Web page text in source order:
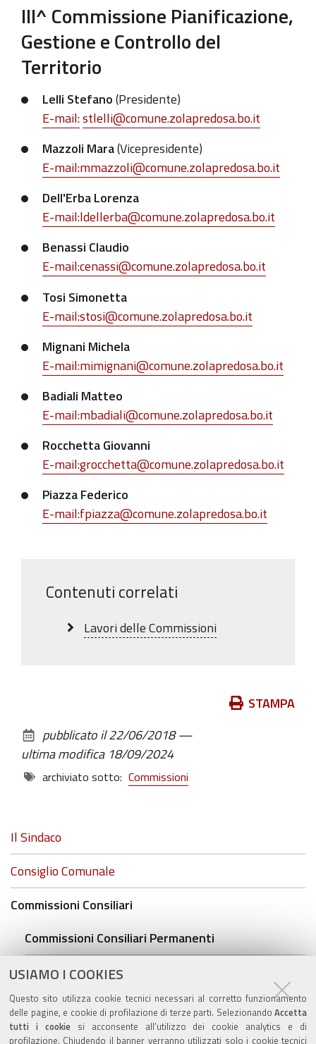
USIAMO I COOKIES
Questo sito utilizza cookie tecnici necessari al corretto funzionamento
delle pagine, e cookie di profilazione di terze parti. Selezionando Accetta
tutti i cookiesi acconsente all’utilizzo dei cookie analytics e di
profilazione. Chiudendo il banner verranno utilizzati solo i cookie tecnici
III^ Commissione Pianificazione,
Gestione e Controllo del
Territorio
Lelli Stefano(Presidente)
E-mail:stlelli@comune.zolapredosa.bo.it
Mazzoli Mara(Vicepresidente)
E-mail:mmazzoli@comune.zolapredosa.bo.it
Dell'Erba Lorenza
E-mail:ldellerba@comune.zolapredosa.bo.it
Benassi Claudio
E-mail:cenassi@comune.zolapredosa.bo.it
Tosi Simonetta
E-mail:stosi@comune.zolapredosa.bo.it
Mignani Michela
E-mail:mimignani@comune.zolapredosa.bo.it
Badiali Matteo
E-mail:mbadiali@comune.zolapredosa.bo.it
Rocchetta Giovanni
E-mail:grocchetta@comune.zolapredosa.bo.it
Piazza Federico
E-mail:fpiazza@comune.zolapredosa.bo.it
Contenuti correlati
Lavori delle Commissioni
documento
STAMPA
pubblicato il22/06/2018—
ultima modifica 18/09/2024
archiviato sotto: Commissioni
Navigazione
Il Sindaco
Consiglio Comunale
Commissioni Consiliari
Commissioni Consiliari Permanenti
Commissione Elettorale comunale
Lavori delle Commissioni